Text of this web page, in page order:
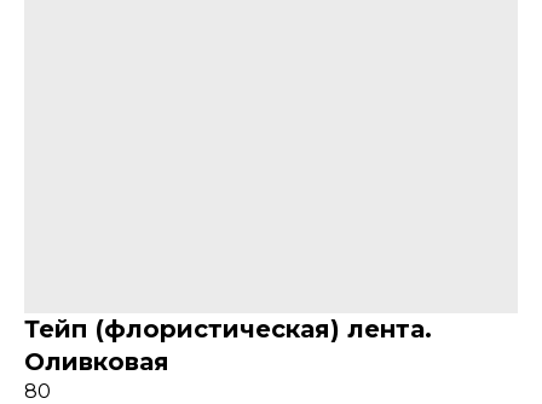
Тейп (флористическая) лента.
Оливковая
80